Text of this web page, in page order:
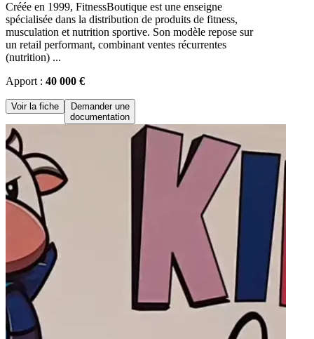
Créée en 1999, FitnessBoutique est une enseigne
spécialisée dans la distribution de produits de fitness,
musculation et nutrition sportive. Son modèle repose sur
un retail performant, combinant ventes récurrentes
(nutrition) ...
Apport : 40 000 €
Voir la fiche
Demander une
documentation